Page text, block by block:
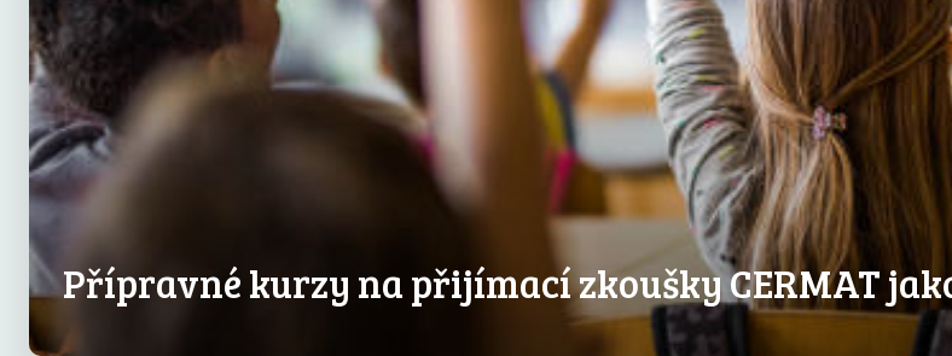
Přípravné kurzy na přijímací zkoušky CERMAT